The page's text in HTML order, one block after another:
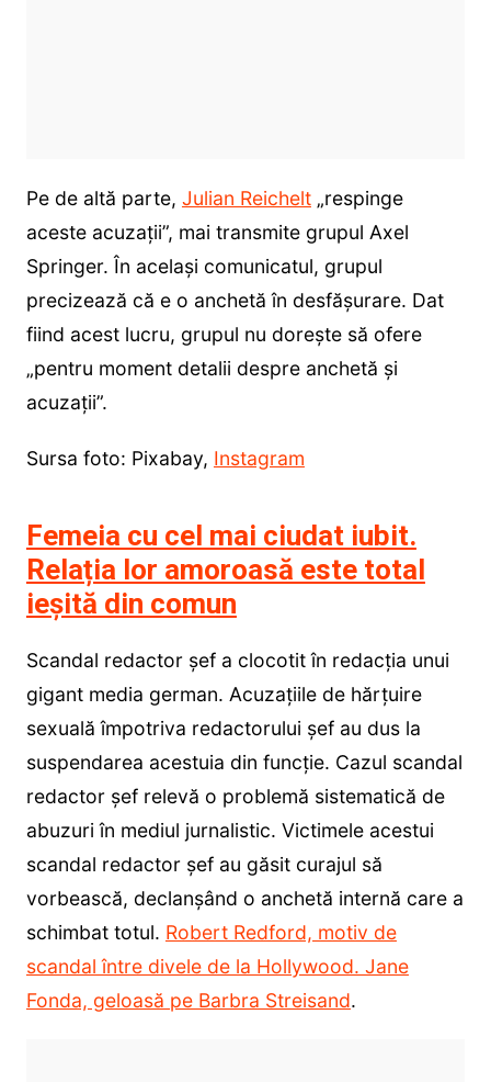
Pe de altă parte, Julian Reichelt„respinge
aceste acuzaţii”, mai transmite grupul Axel
Springer. În același comunicatul, grupul
precizează că e o anchetă în desfășurare. Dat
fiind acest lucru, grupul nu doreşte să ofere
„pentru moment detalii despre anchetă şi
acuzaţii”.
Sursa foto: Pixabay, Instagram
Femeia cu cel mai ciudat iubit.
Relația lor amoroasă este total
ieșită din comun
Scandal redactor șef a clocotit în redacția unui
gigant media german. Acuzațiile de hărțuire
sexuală împotriva redactorului șef au dus la
suspendarea acestuia din funcție. Cazul scandal
redactor șef relevă o problemă sistematică de
abuzuri în mediul jurnalistic. Victimele acestui
scandal redactor șef au găsit curajul să
vorbească, declanșând o anchetă internă care a
schimbat totul. Robert Redford, motiv de
scandal între divele de la Hollywood. Jane
Fonda, geloasă pe Barbra Streisand.